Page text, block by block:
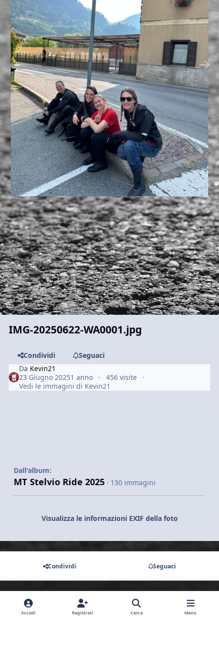
Previous carousel slide
Next carousel slide
IMG-20250622-WA0001.jpg
Condividi
Seguaci
Da Kevin21
23 Giugno 20251 anno
456 visite
Vedi le immagini di Kevin21
Dall'album:
MT Stelvio Ride 2025 · 130 immagini
Visualizza le informazioni EXIF della foto
Condividi Seguaci
Non ci sono commenti da visualizzare.
Accedi Registrati Cerca Menu